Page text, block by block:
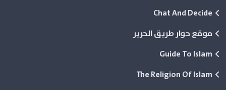
Chat And Decide
موقع حوار طريق الحرير
Guide To Islam
The Religion Of Islam